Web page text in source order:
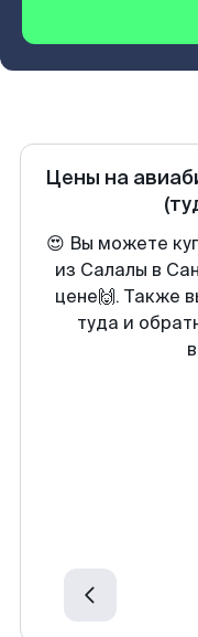
Цены на
😍 Вы можете
из Салалы в
цене🙌. Также
туда и